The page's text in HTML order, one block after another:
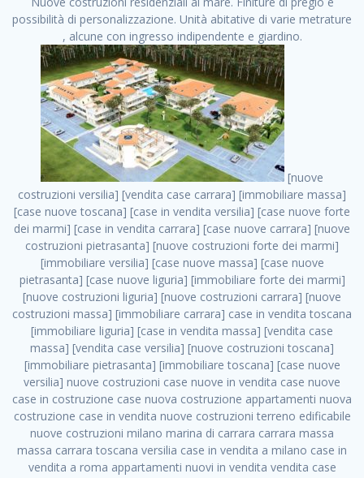
possibilità di personalizzazione. Unità abitative di varie metrature
, alcune con ingresso indipendente e giardino.
[nuove costruzioni versilia] [vendita case carrara] [immobiliare massa] [case nuove toscana] [case in vendita versilia] [case nuove forte dei marmi] [case in vendita carrara] [case nuove carrara] [nuove costruzioni pietrasanta] [nuove costruzioni forte dei marmi] [immobiliare versilia] [case nuove massa] [case nuove pietrasanta] [case nuove liguria] [immobiliare forte dei marmi] [nuove costruzioni liguria] [nuove costruzioni carrara] [nuove costruzioni massa] [immobiliare carrara] case in vendita toscana [immobiliare liguria] [case in vendita massa] [vendita case massa] [vendita case versilia] [nuove costruzioni toscana] [immobiliare pietrasanta] [immobiliare toscana] [case nuove versilia] nuove costruzioni case nuove in vendita case nuove case in costruzione case nuova costruzione appartamenti nuova costruzione case in vendita nuove costruzioni terreno edificabile nuove costruzioni milano marina di carrara carrara massa massa carrara toscana versilia case in vendita a milano case in vendita a roma appartamenti nuovi in vendita vendita case milano case in vendita torino case in vendita milano case di nuova costruzione nuove costruzioni roma case in vendita roma , casa vacanze . vendita case roma vendita case torino villette nuova costruzione vendita case privati cerco casa milano vendita case impresa edile vendita case genova vendita immobili vendita case nuove cerco casa ville nuova costruzione annunci case in vendita case in vendita nuova costruzione nuove case in vendita case in vendita da privati villette a schiera cerco casa in vendita case in affitto vendita nuove costruzioni costruire case affitto affitto negozio milano cerco casa roma cerco casa nuova costruzione appartamenti in costruzione, casa vacanze . case nuove vendita case in vendita nuove case nuove milano nuove costruzioni morena case in vendita costruzioni case case in vendita tor vergata nuova annunci vendita case case in vendita milano centro, casa vacanze . vendita case nuova costruzione case in vendita privati agenzia immobiliare appartamenti di nuova costruzione ville in costruzione case in vendita a opera nuova costruzione nuove costruzioni torino, casa vacanze . appartamenti nuovi impresa edile roma trova casa costruzioni nuove appartamenti in affitto cantieri in costruzione, casa vacanze . immobiliare nuove costruzioni case in vendita dragona appartamenti in vendita siti vendita case case in vendita roma nord nuovi costruzioni ville nuove in vendita nuove costruzioni in vendita trovocasa cerco casa affitto villette in vendita nuove costruzioni immobiliari nuove costruzioni bologna toscano immobiliare palermo nuovi appartamenti vendita case dragona nuova costruzione case in vendita villaggio prenestino, casa vacanze . case in vendita dal costruttore imprese edili torino nuove costruzioni firenze immobiliare case nuove in costruzione toscano immobiliare milano, casa vacanze . casanuova case in vendita acilia dragona case in vendita di nuova costruzione case in vendita da costruttore nuove costruzioni eur case e cantieri appartamenti in vendita nuova costruzione case in vendita a dragona roma case in vendita nuove case in costruzione porta portese immobiliare appartamenti cerco casa disperatamente case in vendita torresina cascine in vendita vendita immobili roma, casa vacanze . milano nuove costruzioni morena case in vendita costruzioni edili nuove costruzioni catania visure catastali on line gratis nuove costruzioni monza case in costruzione milano, casa vacanze . nuove costruzioni boccea vendita immobili milano attico immobiliare roma vendita imprese edili bergamo impresa edile bologna case in vendita a classe appartamento nuovo nuove costruzioni pietralata case costruzione case in vendita roma sud nuove costruzioni residenziali a milano appartamenti nuova costruzione milano case in vendita boccea case in vendita morena nuove costruzioni vendita immobili privati, casa vacanze . comprare casa nuova costruzione case in vendita con leasing case in vendita ostia antica case nuova costruzione milano appartamenti nuovi milano case nuove roma nuove costruzioni bari edilizia convenzionata case in vendita a tortona villaggio prenestino case in vendita toscano immobiliare professione casa nuove costruzioni parma impresa costruzioni nuove case nuove costruzioni bergamo vendita immobili torino ville di nuova costruzione solo affitti appartamento nuovo in vendita appartamenti nuova costruzione roma case nuova costruzione roma, casa vacanze . nuove costruzioni a milano case in costruzione roma impresa di costruzioni grimaldi immobiliare costruzioni villetta nuova costruzione case in vendita da imprese edili cerco casa a acquisto casa in costruzione nuove costruzioni mare costruzioni immobiliari cantieri nuove costruzioni acquisto casa nuova costruzione nuove costruzioni padova comprare casa in costruzione impresa edile napoli nuove costruzioni pescara casa risorse immobiliari, casa vacanze . immobili in costruzione villette nuove villette nuove in vendita gabetti imprese edili verona nuove costruzioni milano sud nuovi immobili nuove costruzioni legnano, casa vacanze . cantieri nuove costruzioni milano villa nuova case vendita nuove costruzioni appartamenti in vendita nuovi immobili nuovi costruttori case imprese edili brescia nuovi appartamenti milano case in vendita selva nera casa nuova retecasa case nuova costruzione in vendita monolocale imprese edili firenze imprese edili padova frimm vendita case dragona nuove costruzioni vendita imprese edili parma imprese di costruzioni milano immobiliare toscano frimm immobiliare roma case case dal costruttore acquisto terreno agricolo imprese edili italiane roma vende casa case nuove a milano nuove costruzioni a roma imprese costruzioni roma cerco casa nuova immobili di nuova costruzione case in vendita castelverde roma impresa edile palermo rent to buy roma nuove costruzioni, casa vacanze . tempocasa case in vendita a riscatto nuove costruzioni varese nuove costruzioni bolzano vendita case in costruzione nuove costruzioni lecce cantiere milano costruire villa imprese edili treviso impresa edile catania case in vendita roma tiburtina vendita appartamenti nuova costruzione vendita immobili commerciali case nuove in vendita milano nuove costruzioni seregno cerca casa vendita cerco casa milano vendita nuove costruzioni milano ovest vendita case nuove milano imprese edili modena nuove costruzioni milano centro case in vendita aranova nuove abitazioni, casa vacanze ., casa vacanze . nuove costruzioni brescia nuove costruzioni como appartamenti nuovi in vendita a milano case in vendita bologna nuove costruzioni appartamenti in vendita milano nuova costruzione imprese edili como morena nuove costruzioni nuove costruzioni case vendita appartamenti nuovi nuove costruzioni salerno eurekasa villette in costruzione bilocali nuovi case nuove in vendita a roma case in vendita con permuta nuove costruzioni trento impresa edile varese imprese costruzioni milano imprese edili venezia case in vendita prenestina imprese edili spa nuove costruzioni gallarate roma nuove costruzioni case in nuova costruzione nuovi case nuove in vendita a milano nuove costruzioni loano nuovi cantieri milano imprese edili novara case in vendita roma est imprese di costruzioni roma appartamenti in costruzione milano nuovi cantieri cerco casa vendita milano nuove costruzioni brugherio vendita case da imprese edili imprese edili udine nuove costruzioni direttamente dal costruttore imprese edili vicenza case in vendita a loano nuova costruzione nuove villette prezzi case nuove case in vendita in costruzione compravendita terreno agricolo cantiere, casa vacanze . case in vendita milano navigli costruzione nuova casa costruzioni nuove milano nuove costruzioni roma rent to buy nuove costruzioni taranto palazzo in costruzione vendita appartamenti nuova costruzione milano centro costruzioni milano case in vendita milano nuove costruzioni case in vendita milano sud impresa edile como case nuove a roma boccea case in vendita imprese edili trento nuove costruzioni buccinasco case in costruzione a milano nuove costruzioni ripamonti case in vendita a salerno nuove costruzioni nuove residenze milano case nuove vendita milano nuove costruzioni milano nord nuove costruzioni livorno vendita nuove costruzioni roma nuove costruzioni liguria costruzioni roma cerco casa roma vendita nuove costruzioni classe a impresa edile rimini nuovi annunci case in vendita nuove costruzioni magenta todini costruzioni case grezze in vendita vendita appartamenti nuovi milano case in vendita gallaratese milano nuove costruzioni arezzo, casa vacanze . case in vendita castelverde case nuove dal costruttore nuovo appartamento nuove costruzioni desenzano imprese edili lombardia imprese edili veneto appartamenti in costruzione roma case vendita pescara nuove costruzioni case in vendita ad acilia imprese edili verona e provincia nuove costruzioni desio appartamenti classe a milano firenze nuove costruzioni pirelli re immobiliare grandi imprese di costruzioni case in vendita torresina roma case in vendita navigli milano nuove costruzioni roma centro nuovecostruzioni appartamenti nuovi a milano impresa edile ancona nuove residenze dragona case in vendita nuove costruzioni brindisi vendita nuove costruzioni milano case in vendita arredate nuove case milano case nuove milano centro sito impresa edile nuove costruzioni montesilvano case vendita monza nuove costruzioni vendita case nuove roma impresa edile monza case in vendita vimercate nuova costruzione nuove costruzioni opera imprese edili to